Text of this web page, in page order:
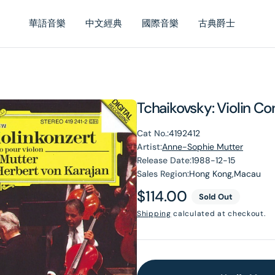
華語音樂 中文經典 國際音樂 古典爵士
Tchaikovsky: Violin
Cat No.:4192412
Artist:Anne-Sophie Mutter
Release Date:1988-12-15
Sales Region:Hong Kong,Macau
Regular
price
$114.00 Sold Out
Shipping calculated at checkout.